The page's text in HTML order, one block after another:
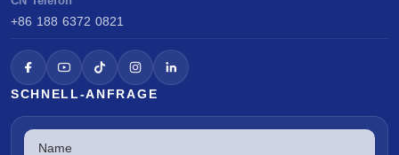
+86 188 6372 0821
SCHNELL-ANFRAGE